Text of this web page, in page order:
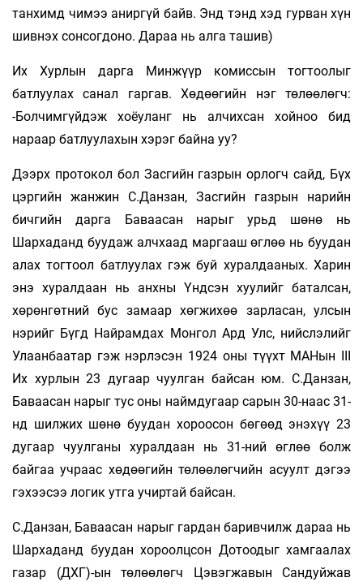
танхимд чимээ аниргүй байв. Энд тэнд хэд гурван хүн
шивнэх сонсогдоно. Дараа нь алга ташив)
Их Хурлын дарга Минжүүр комиссын тогтоолыг
батлуулах санал гаргав. Хөдөөгийн нэг төлөөлөгч:
-Болчимгүйдэж хоёуланг нь алчихсан хойноо бид
нараар батлуулахын хэрэг байна уу?
Дээрх протокол бол Засгийн газрын орлогч сайд, Бүх
цэргийн жанжин С.Данзан, Засгийн газрын нарийн
бичгийн дарга Баваасан нарыг урьд шөнө нь
Шархаданд буудаж алчхаад маргааш өглөө нь буудан
алах тогтоол батлуулах гэж буй хуралдааных. Харин
энэ хуралдаан нь анхны Үндсэн хуулийг баталсан,
хөрөнгөтний бус замаар хөгжихөө зарласан, улсын
нэрийг Бүгд Найрамдах Монгол Ард Улс, нийслэлийг
Улаанбаатар гэж нэрлэсэн 1924 оны түүхт МАНын III
Их хурлын 23 дугаар чуулган байсан юм. С.Данзан,
Баваасан нарыг тус оны наймдугаар сарын 30-наас 31-
нд шилжих шөнө буудан хороосон бөгөөд энэхүү 23
дугаар чуулганы хуралдаан нь 31-ний өглөө болж
байгаа учраас хөдөөгийн төлөөлөгчийн асуулт дэгээ
гэхээсээ логик утга учиртай байсан.
С.Данзан, Баваасан нарыг гардан баривчилж дараа нь
Шархаданд буудан хороолцсон Дотоодыг хамгаалах
газар (ДХГ)-ын төлөөлөгч Цэвэгжавын Сандуйжав